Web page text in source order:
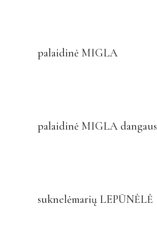
palaidinė MIGLA
palaidinė MIGLA dangaus
suknelėmarių LEPŪNĖLĖ